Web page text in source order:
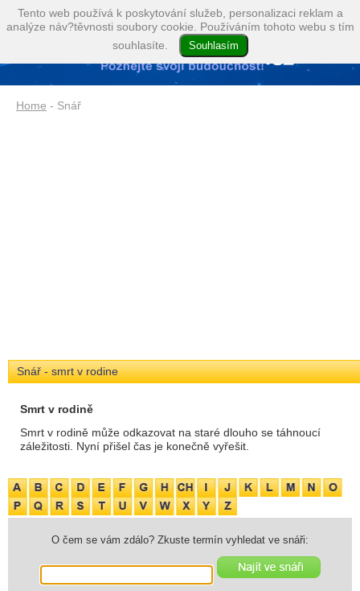
Home - Snář
Snář - smrt v rodine
Smrt v rodině
Smrt v rodině může odkazovat na staré dlouho se táhnoucí
záležitosti. Nyní přišel čas je konečně vyřešit.
O čem se vám zdálo? Zkuste termín vyhledat ve snáři:
Tento web používá k poskytování služeb, personalizaci reklam a
analýze náv?těvnosti soubory cookie. Používáním tohoto webu s tím
souhlasíte.